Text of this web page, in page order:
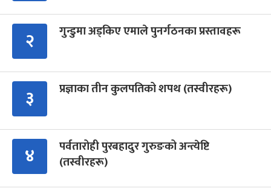
२ गुन्डुमा अड्किए एमाले पुनर्गठनका प्रस्तावहरू
३ प्रज्ञाका तीन कुलपतिको शपथ (तस्वीरहरू)
४
पर्वतारोही पुरबहादुर गुरुङको अन्त्येष्टि
(तस्वीरहरू)